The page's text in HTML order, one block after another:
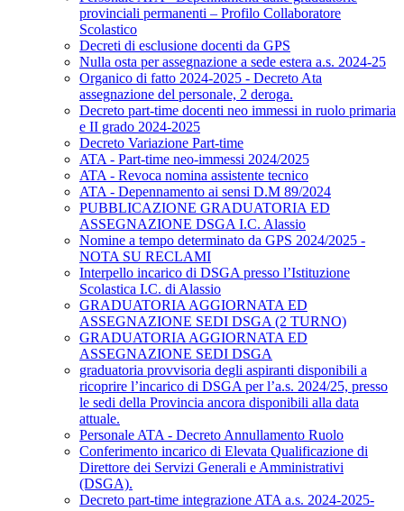
provinciali permanenti – Profilo Collaboratore
Scolastico
Decreti di esclusione docenti da GPS
Nulla osta per assegnazione a sede estera a.s. 2024-25
Organico di fatto 2024-2025 - Decreto Ata
assegnazione del personale, 2 deroga.
Decreto part-time docenti neo immessi in ruolo primaria
e II grado 2024-2025
Decreto Variazione Part-time
ATA - Part-time neo-immessi 2024/2025
ATA - Revoca nomina assistente tecnico
ATA - Depennamento ai sensi D.M 89/2024
PUBBLICAZIONE GRADUATORIA ED
ASSEGNAZIONE DSGA I.C. Alassio
Nomine a tempo determinato da GPS 2024/2025 -
NOTA SU RECLAMI
Interpello incarico di DSGA presso l’Istituzione
Scolastica I.C. di Alassio
GRADUATORIA AGGIORNATA ED
ASSEGNAZIONE SEDI DSGA (2 TURNO)
GRADUATORIA AGGIORNATA ED
ASSEGNAZIONE SEDI DSGA
graduatoria provvisoria degli aspiranti disponibili a
ricoprire l’incarico di DSGA per l’a.s. 2024/25, presso
le sedi della Provincia ancora disponibili alla data
attuale.
Personale ATA - Decreto Annullamento Ruolo
Conferimento incarico di Elevata Qualificazione di
Direttore dei Servizi Generali e Amministrativi
(DSGA).
Decreto part-time integrazione ATA a.s. 2024-2025-